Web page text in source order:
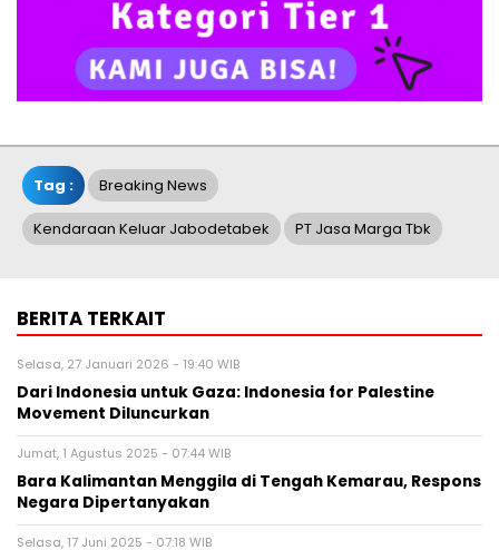
Tag : Breaking News
Kendaraan Keluar Jabodetabek PT Jasa Marga Tbk
BERITA TERKAIT
Selasa, 27 Januari 2026 - 19:40 WIB
Dari Indonesia untuk Gaza: Indonesia for Palestine
Movement Diluncurkan
Jumat, 1 Agustus 2025 - 07:44 WIB
Bara Kalimantan Menggila di Tengah Kemarau, Respons
Negara Dipertanyakan
Selasa, 17 Juni 2025 - 07:18 WIB